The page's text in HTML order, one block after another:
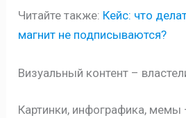
Читайте также: Кейс: что
магнит не подписываются?
Визуальный контент –
Картинки, инфографика,